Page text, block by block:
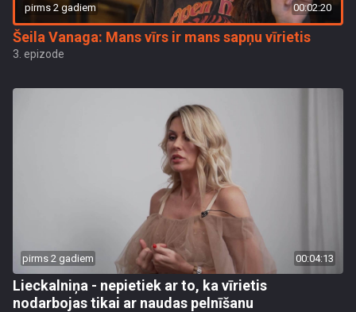
pirms 2 gadiem 00:02:20
Šeila Vanaga: Mans vīrs ir mans sapņu vīrietis
3. epizode
pirms 2 gadiem 00:04:13
Lieckalniņa - nepietiek ar to, ka vīrietis
nodarbojas tikai ar naudas pelnīšanu